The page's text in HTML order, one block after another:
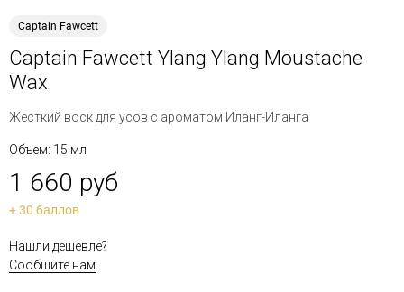
Captain Fawcett
Captain Fawcett Ylang Ylang Moustache
Wax
Жесткий воск для усов с ароматом Иланг-Иланга
Объем: 15 мл
1 660 руб
+ 30 баллов
Нашли дешевле?
Сообщите нам